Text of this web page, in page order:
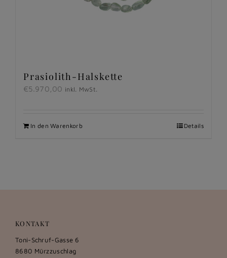
Prasiolith-Halskette
€5.970,00 inkl. MwSt.
In den Warenkorb Details
KONTAKT
Toni-Schruf-Gasse 6
8680 Mürzzuschlag